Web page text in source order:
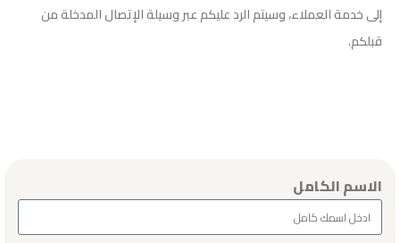
إلى خدمة العملاء، وسيتم الرد عليكم عبر وسيلة الإتصال المدخلة من
قبلكم.
الاسم الكامل